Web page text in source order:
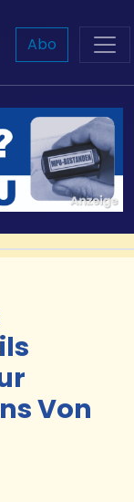
Abo
Von